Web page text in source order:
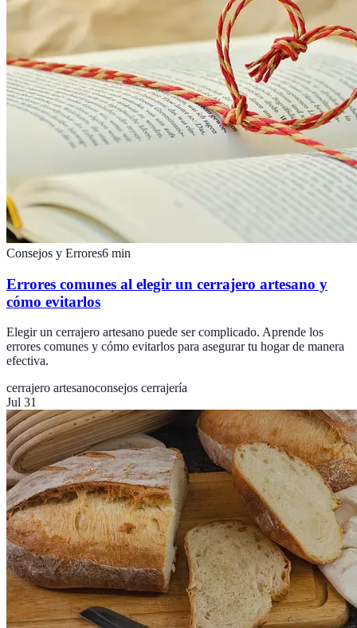
Consejos y Errores6 min
Errores comunes al elegir un cerrajero artesano y
cómo evitarlos
Elegir un cerrajero artesano puede ser complicado. Aprende los
errores comunes y cómo evitarlos para asegurar tu hogar de manera
efectiva.
cerrajero artesanoconsejos cerrajería
Jul 31